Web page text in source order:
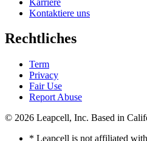
Kontaktiere uns
Rechtliches
Term
Privacy
Fair Use
Report Abuse
© 2026 Leapcell, Inc. Based in
* Leapcell is not affiliated